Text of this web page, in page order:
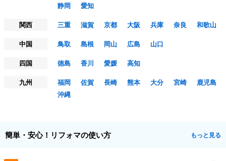
静岡
愛知
関西
三重 滋賀 京都 大阪 兵庫 奈良
和歌山
中国
鳥取 島根 岡山 広島
山口
四国
徳島 香川 愛媛
高知
九州
福岡 佐賀 長崎 熊本 大分 宮崎
鹿児島
沖縄
簡単・安心！リフォマの使い方 もっと見る